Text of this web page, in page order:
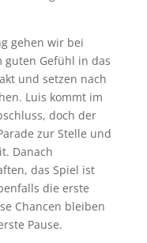
gehen wir bei
Gefühl in das
und setzen nach
Luis kommt im
doch der
zur Stelle und
Danach
das Spiel ist
die erste
Chancen bleiben
Pause.